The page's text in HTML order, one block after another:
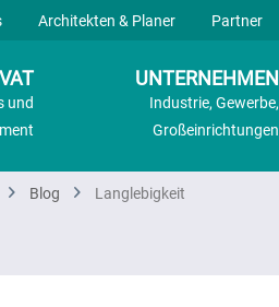
Architekten & Planer Partner
und
UNTERNEHMEN
Industrie, Gewerbe,
Großeinrichtungen
Blog Langlebigkeit